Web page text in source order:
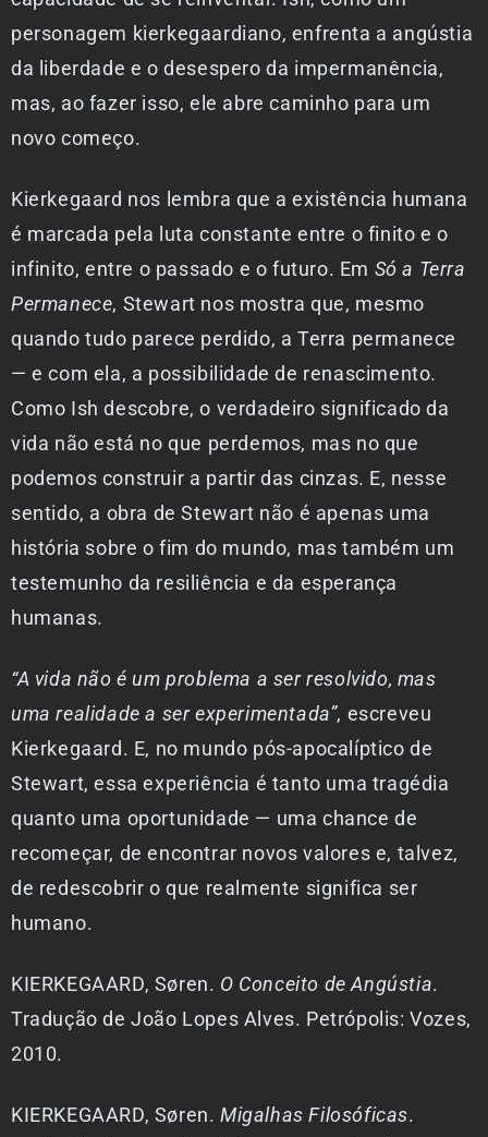
personagem kierkegaardiano, enfrenta a angústia
da liberdade e o desespero da impermanência,
mas, ao fazer isso, ele abre caminho para um
novo começo.
Kierkegaard nos lembra que a existência humana
é marcada pela luta constante entre o finito e o
infinito, entre o passado e o futuro. Em Só a Terra
Permanece, Stewart nos mostra que, mesmo
quando tudo parece perdido, a Terra permanece
— e com ela, a possibilidade de renascimento.
Como Ish descobre, o verdadeiro significado da
vida não está no que perdemos, mas no que
podemos construir a partir das cinzas. E, nesse
sentido, a obra de Stewart não é apenas uma
história sobre o fim do mundo, mas também um
testemunho da resiliência e da esperança
humanas.
“A vida não é um problema a ser resolvido, mas
uma realidade a ser experimentada”, escreveu
Kierkegaard. E, no mundo pós-apocalíptico de
Stewart, essa experiência é tanto uma tragédia
quanto uma oportunidade — uma chance de
recomeçar, de encontrar novos valores e, talvez,
de redescobrir o que realmente significa ser
humano.
KIERKEGAARD, Søren. O Conceito de Angústia.
Tradução de João Lopes Alves. Petrópolis: Vozes,
2010.
KIERKEGAARD, Søren. Migalhas Filosóficas.